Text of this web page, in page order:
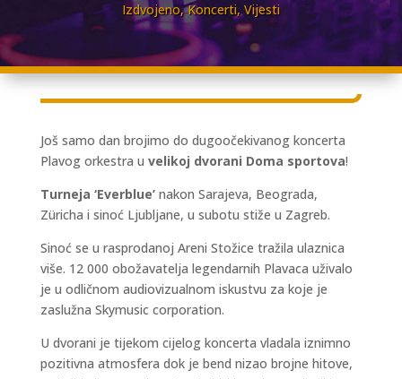
Izdvojeno,Koncerti,Vijesti
Još samo dan brojimo do dugoočekivanog koncerta
Plavog orkestra u velikoj dvorani Doma sportova!
Turneja ‘Everblue’ nakon Sarajeva, Beograda,
Züricha i sinoć Ljubljane, u subotu stiže u Zagreb.
Sinoć se u rasprodanoj Areni Stožice tražila ulaznica
više. 12 000 obožavatelja legendarnih Plavaca uživalo
je u odličnom audiovizualnom iskustvu za koje je
zaslužna Skymusic corporation.
U dvorani je tijekom cijelog koncerta vladala iznimno
pozitivna atmosfera dok je bend nizao brojne hitove,